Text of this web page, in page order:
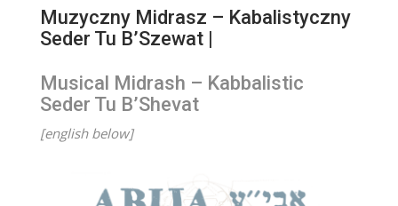
Muzyczny Midrasz – Kabalistyczny
Seder Tu B’Szewat |
Musical Midrash – Kabbalistic
Seder Tu B’Shevat
[english below]